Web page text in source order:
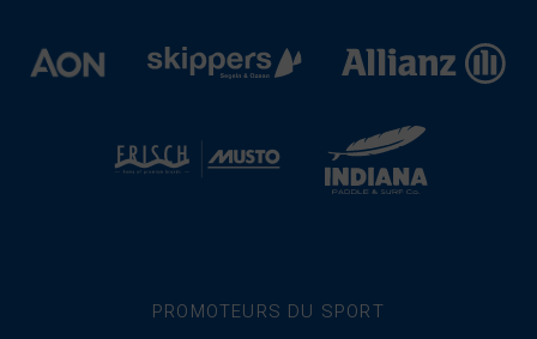
PROMOTEURS DU SPORT